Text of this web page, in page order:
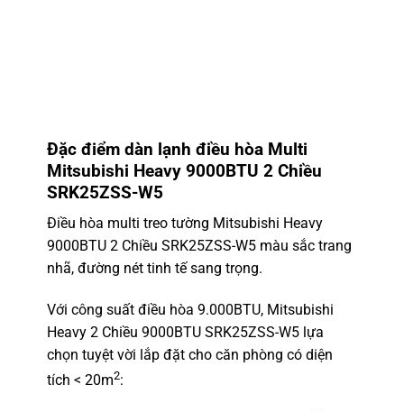
Đặc điểm dàn lạnh điều hòa Multi
Mitsubishi Heavy 9000BTU 2 Chiều
SRK25ZSS-W5
Điều hòa multi treo tường Mitsubishi Heavy
9000BTU 2 Chiều SRK25ZSS-W5màu sắc trang
nhã, đường nét tinh tế sang trọng.
Với công suất điều hòa 9.000BTU, Mitsubishi
Heavy 2 Chiều 9000BTU SRK25ZSS-W5 lựa
chọn tuyệt vời lắp đặt cho căn phòng có diện
tích < 20m2: